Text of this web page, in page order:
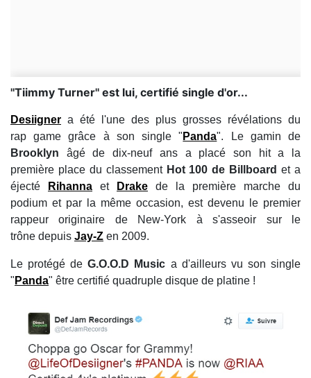
''Tiimmy Turner'' est lui, certifié single d'or...
Desiigner a été l'une des plus grosses révélations du
rap game grâce à son single " Panda". Le gamin de
Brooklyn âgé de dix-neuf ans a placé son hit a la
première place du classement Hot 100 de Billboardet a
éjecté
Rihanna et Drake de la première marche du
podium et par la même occasion, est devenu le premier
rappeur originaire de New-York à s'asseoir sur le
trône depuis Jay-Z en 2009.
Le protégé deG.O.O.D Music a d'ailleurs vu son single
" Panda" être certifié quadruple disque de platine !